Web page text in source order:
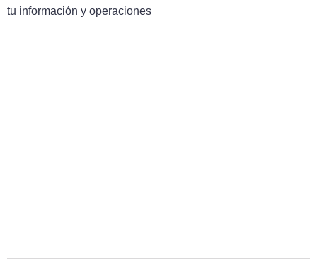
tu información y operaciones